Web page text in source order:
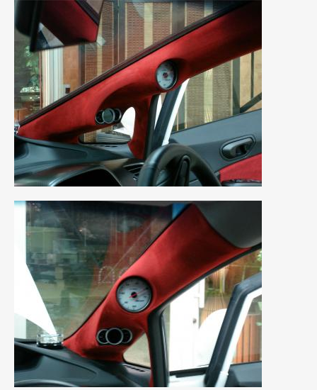
2021年12月(2)
2021年8月(2)
2021年7月(7)
2021年4月(1)
2021年3月(1)
2021年1月(2)
2020年12月 (2)
2020年11月(2)
2020年10月(1)
2020年9月 (3)
2020年8月(4)
2020年7月(3)
2020年6月(2)
2020年5月 (4)